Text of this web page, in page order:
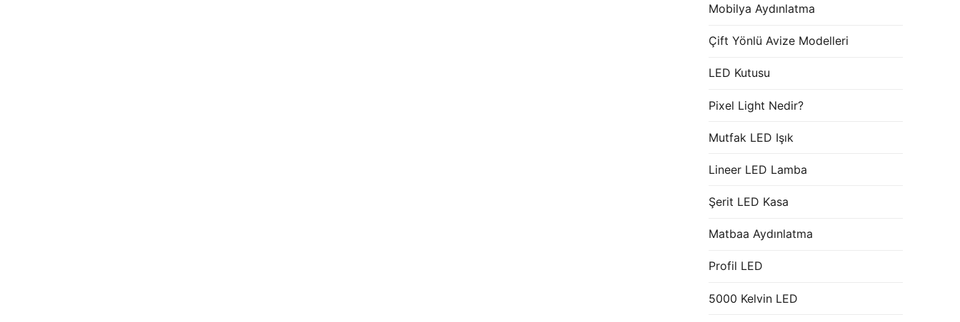
Mobilya Aydınlatma
Çift Yönlü Avize Modelleri
LED Kutusu
Pixel Light Nedir?
Mutfak LED Işık
Lineer LED Lamba
Şerit LED Kasa
Matbaa Aydınlatma
Profil LED
5000 Kelvin LED